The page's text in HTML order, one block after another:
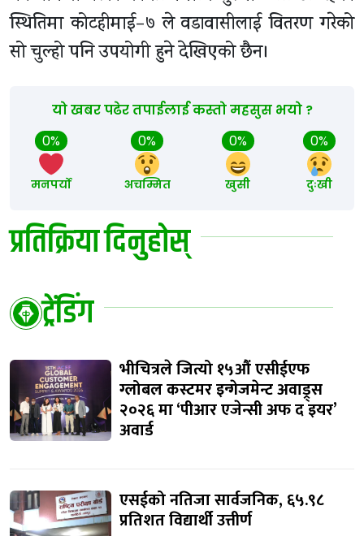
स्थितिमा कोटहीमाई–७ ले वडावासीलाई वितरण गरेको
सो चुल्हो पनि उपयोगी हुने देखिएको छैन।
यो खबर पढेर तपाईलाई कस्तो महसुस भयो ?
0%
मनपर्यो
0%
अचम्मित
0%
खुसी
0%
दुःखी
प्रतिक्रिया दिनुहोस्
ट्रेंडिंग
भीचित्रले जित्यो १५औं एसीईएफ
ग्लोबल कस्टमर इन्गेजमेन्ट अवाड्र्स
२०२६ मा ‘पीआर एजेन्सी अफ द इयर’
अवार्ड
एसईको नतिजा सार्वजनिक, ६५.९८
प्रतिशत विद्यार्थी उत्तीर्ण